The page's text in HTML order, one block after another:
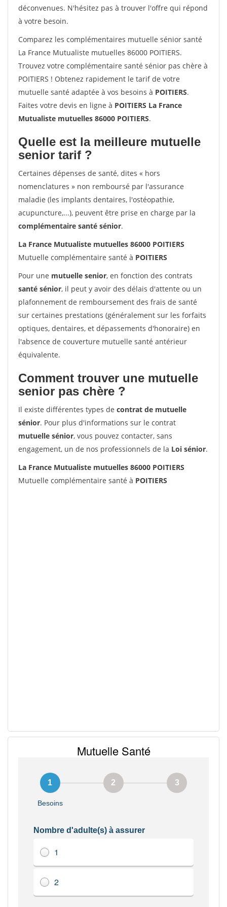
déconvenues. N'hésitez pas à trouver l'offre qui répond
à votre besoin.
Comparez les complémentaires mutuelle sénior santé
La France Mutualiste mutuelles 86000 POITIERS.
Trouvez votre complémentaire santé sénior pas chère à
POITIERS ! Obtenez rapidement le tarif de votre
mutuelle santé adaptée à vos besoins à POITIERS.
Faites votre devis en ligne à POITIERS La France
Mutualiste mutuelles 86000 POITIERS.
Quelle est la meilleure mutuelle
senior tarif ?
Certaines dépenses de santé, dites « hors
nomenclatures » non remboursé par l'assurance
maladie (les implants dentaires, l'ostéopathie,
acupuncture,...), peuvent être prise en charge par la
complémentaire santé sénior.
La France Mutualiste mutuelles 86000 POITIERS
Mutuelle complémentaire santé à POITIERS
Pour une mutuelle senior, en fonction des contrats
santé sénior, il peut y avoir des délais d'attente ou un
plafonnement de remboursement des frais de santé
sur certaines prestations (généralement sur les forfaits
optiques, dentaires, et dépassements d'honoraire) en
l'absence de couverture mutuelle santé antérieur
équivalente.
Comment trouver une mutuelle
senior pas chère ?
Il existe différentes types de contrat de mutuelle
sénior. Pour plus d'informations sur le contrat
mutuelle sénior, vous pouvez contacter, sans
engagement, un de nos professionnels de la Loi sénior.
La France Mutualiste mutuelles 86000 POITIERS
Mutuelle complémentaire santé à POITIERS